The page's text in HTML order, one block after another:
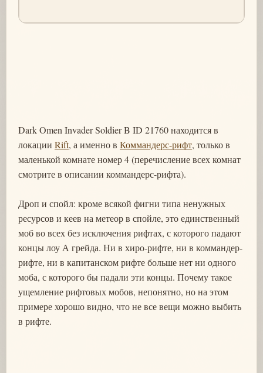
Dark Omen Invader Soldier B ID 21760 находится в
локации Rift, а именно в Коммандерс-рифт, только в
маленькой комнате номер 4 (перечисление всех комнат
смотрите в описании коммандерс-рифта).
Дроп и спойл: кроме всякой фигни типа ненужных
ресурсов и кеев на метеор в спойле, это единственный
моб во всех без исключения рифтах, с которого падают
концы лоу А грейда. Ни в хиро-рифте, ни в коммандер-
рифте, ни в капитанском рифте больше нет ни одного
моба, с которого бы падали эти концы. Почему такое
ущемление рифтовых мобов, непонятно, но на этом
примере хорошо видно, что не все вещи можно выбить
в рифте.